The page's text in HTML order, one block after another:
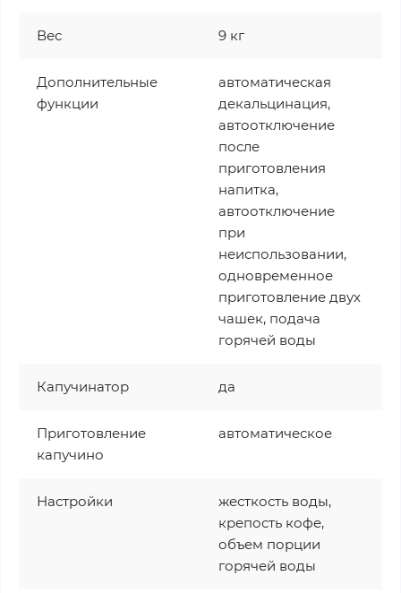
Вес 9 кг
Дополнительные
функции
автоматическая
декальцинация,
автоотключение
после
приготовления
напитка,
автоотключение
при
неиспользовании,
одновременное
приготовление двух
чашек, подача
горячей воды
Капучинатор да
Приготовление
капучино
автоматическое
Настройки
жесткость воды,
крепость кофе,
объем порции
горячей воды